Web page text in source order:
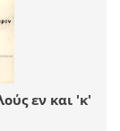
εν και 'κ'